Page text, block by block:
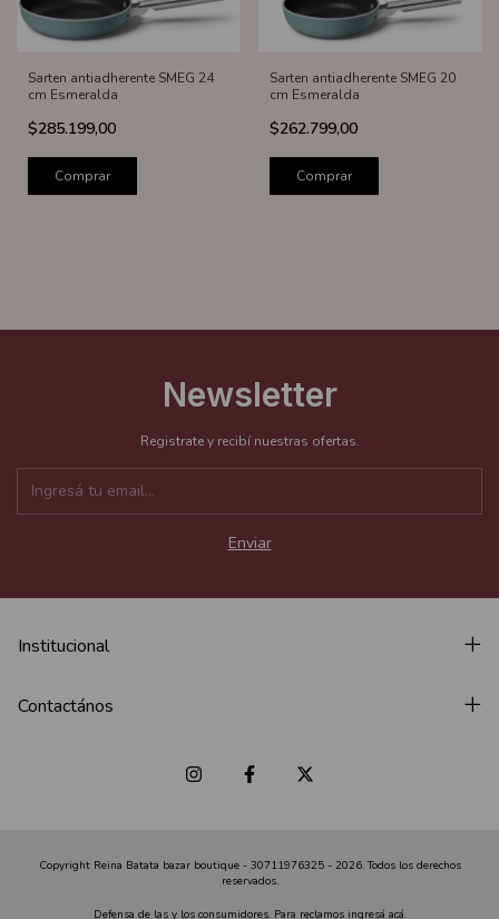
Sarten antiadherente SMEG 24
cm Esmeralda
$285.199,00
Comprar
Sarten antiadherente SMEG 20
cm Esmeralda
$262.799,00
Comprar
Newsletter
Registrate y recibí nuestras ofertas.
Institucional
Contactános
Copyright Reina Batata bazar boutique - 30711976325 - 2026. Todos los derechos
reservados.
Defensa de las y los consumidores. Para reclamos ingresá acá.